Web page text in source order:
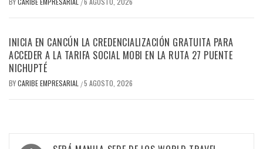
/
INICIA EN CANCÚN LA CREDENCIALIZACIÓN GRATUITA PARA
ACCEDER A LA TARIFA SOCIAL MOBI EN LA RUTA 27 PUENTE
NICHUPTÉ
BYCARIBE EMPRESARIAL /5 AGOSTO, 2026